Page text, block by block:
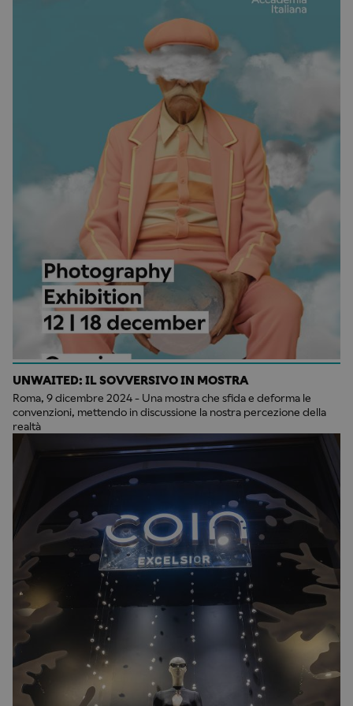
UNWAITED: IL SOVVERSIVO IN MOSTRA
Roma, 9 dicembre 2024 - Una mostra che sfida e deforma le
convenzioni, mettendo in discussione la nostra percezione della
realtà